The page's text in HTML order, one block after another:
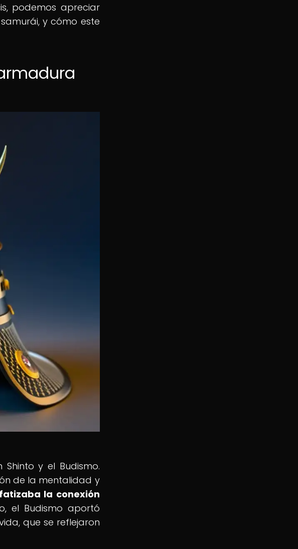
podemos apreciar
y cómo este
y el Budismo.
de la mentalidad y
la conexión
el Budismo aportó
que se reflejaron